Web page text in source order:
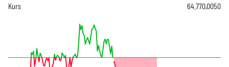
Kurs 64.770,0050